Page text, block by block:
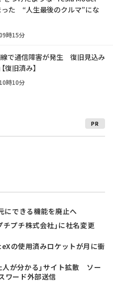
った “人生最後のクルマ”にな
時15分
で通信障害が発生 復旧見込み
復旧済み】
時10分
PR
にできる機能を廃止へ
チプチ株式会社」に社名変更
の使用済みロケットが月に衝
人が分かる」サイト拡散 ソー
ワード外部送信